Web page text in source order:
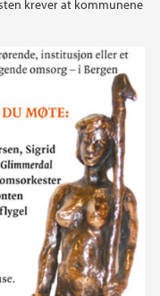
krever at kommunene